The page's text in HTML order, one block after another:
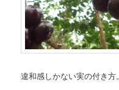
違和感しかない実の付き方。